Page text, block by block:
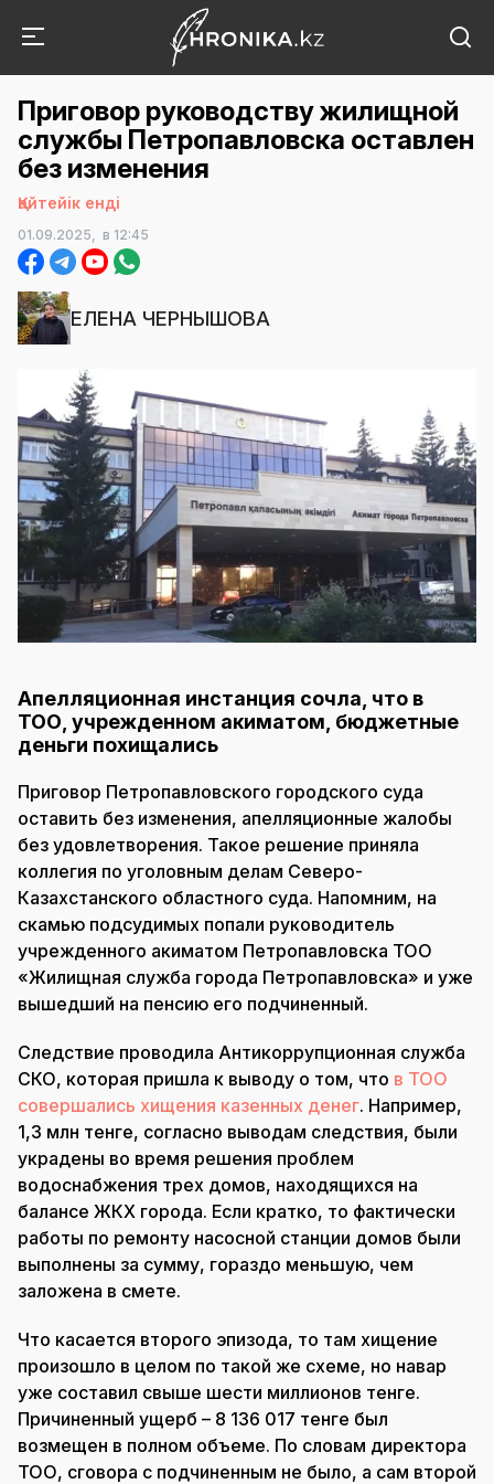
Приговор руководству жилищной
службы Петропавловска оставлен
без изменения
Қайтейік енді
01.09.2025, в 12:45
ЕЛЕНА ЧЕРНЫШОВА
Апелляционная инстанция сочла, что в
ТОО, учрежденном акиматом, бюджетные
деньги похищались
Приговор Петропавловского городского суда
оставить без изменения, апелляционные жалобы
без удовлетворения. Такое решение приняла
коллегия по уголовным делам Северо-
Казахстанского областного суда. Напомним, на
скамью подсудимых попали руководитель
учрежденного акиматом Петропавловска ТОО
«Жилищная служба города Петропавловска» и уже
вышедший на пенсию его подчиненный.
Следствие проводила Антикоррупционная служба
СКО, которая пришла к выводу о том, что в ТОО
совершались хищения казенных денег. Например,
1,3 млн тенге, согласно выводам следствия, были
украдены во время решения проблем
водоснабжения трех домов, находящихся на
балансе ЖКХ города. Если кратко, то фактически
работы по ремонту насосной станции домов были
выполнены за сумму, гораздо меньшую, чем
заложена в смете.
Что касается второго эпизода, то там хищение
произошло в целом по такой же схеме, но навар
уже составил свыше шести миллионов тенге.
Причиненный ущерб – 8 136 017 тенге был
возмещен в полном объеме. По словам директора
ТОО, сговора с подчиненным не было, а сам второй